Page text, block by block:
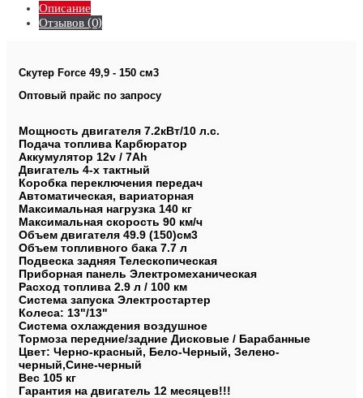
Описание
Отзывов (0)
Скутер Force 49,9 - 150 см3
Оптовый прайс по запросу
Мощность двигателя 7.2кВт/10 л.с.
Подача топлива Карбюратор
Аккумулятор 12v / 7Ah
Двигатель 4-х тактный
Коробка переключения передач
Автоматическая, вариаторная
Максимальная нагрузка 140 кг
Максимальная скорость 90 км/ч
Объем двигателя 49.9 (150)см3
Объем топливного бака 7.7 л
Подвеска задняя Телескопическая
Приборная панель Электромеханическая
Расход топлива 2.9 л / 100 км
Система запуска Электростартер
Колеса: 13"/13"
Система охлаждения воздушное
Тормоза передние/задние Дисковые / Барабанные
Цвет: Черно-красный, Бело-Черный, Зелено-
черный,Сине-черный
Вес 105 кг
Гарантия на двигатель 12 месяцев!!!